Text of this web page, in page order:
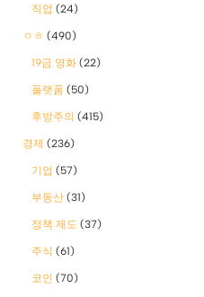
직업 (24)
ㅇㅎ (490)
19금 영화 (22)
플랫폼 (50)
후방주의 (415)
경제 (236)
기업 (57)
부동산 (31)
정책 제도 (37)
주식 (61)
코인 (70)